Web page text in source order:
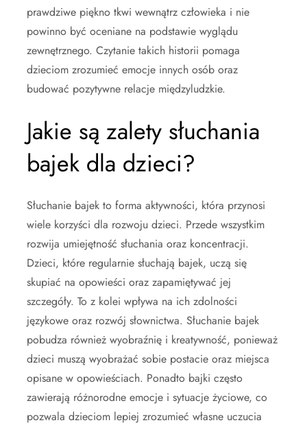
prawdziwe piękno tkwi wewnątrz człowieka i nie
powinno być oceniane na podstawie wyglądu
zewnętrznego. Czytanie takich historii pomaga
dzieciom zrozumieć emocje innych osób oraz
budować pozytywne relacje międzyludzkie.
Jakie są zalety słuchania
bajek dla dzieci?
Słuchanie bajek to forma aktywności, która przynosi
wiele korzyści dla rozwoju dzieci. Przede wszystkim
rozwija umiejętność słuchania oraz koncentracji.
Dzieci, które regularnie słuchają bajek, uczą się
skupiać na opowieści oraz zapamiętywać jej
szczegóły. To z kolei wpływa na ich zdolności
językowe oraz rozwój słownictwa. Słuchanie bajek
pobudza również wyobraźnię i kreatywność, ponieważ
dzieci muszą wyobrażać sobie postacie oraz miejsca
opisane w opowieściach. Ponadto bajki często
zawierają różnorodne emocje i sytuacje życiowe, co
pozwala dzieciom lepiej zrozumieć własne uczucia